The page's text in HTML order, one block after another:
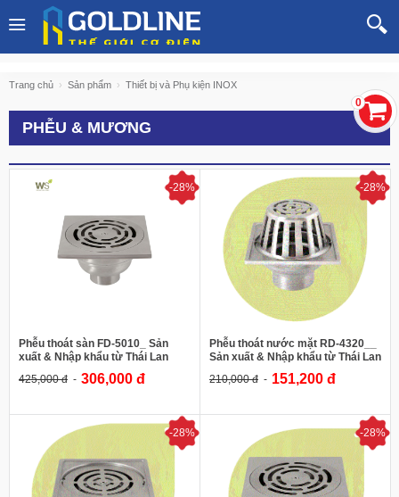
Trang chủ Sản phẩm Thiết bị và Phụ kiện INOX
PHỄU & MƯƠNG
-28%
425,000 đ
Thương hiệu: WS
SS-304
Tên sản phẩm:Phễu thoát sàn
XEM CHI TIẾT
Phễu thoát sàn FD-5010_ Sản
xuất & Nhập khẩu từ Thái Lan
425,000 đ
306,000 đ
-28%
210,000 đ
Thương hiệu:WS
Vật liệu:SS-304
Tên sản phẩm:Phễu thoát nước
Mã sản phẩm : RD-4320
Phụ kiện inox nhà tắm
XEM CHI TIẾT
Phễu thoát nước mặt RD-4320__
Sản xuất & Nhập khẩu từ Thái Lan
210,000 đ
151,200 đ
-28%
185,000 đ
-28%
413,000 đ
0